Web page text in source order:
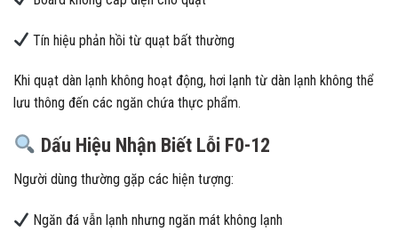
Tín hiệu phản hồi từ quạt bất thường
Khi quạt dàn lạnh không hoạt động, hơi lạnh từ dàn lạnh không thể
lưu thông đến các ngăn chứa thực phẩm.
Dấu Hiệu Nhận Biết Lỗi F0-12
Người dùng thường gặp các hiện tượng:
Ngăn đá vẫn lạnh nhưng ngăn mát không lạnh